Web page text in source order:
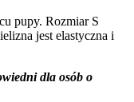
pupy. Rozmiar S
jest elastyczna i
dla osób o